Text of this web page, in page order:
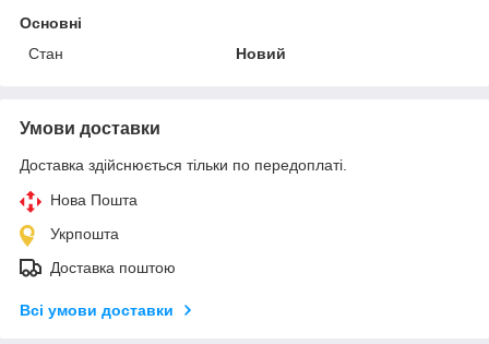
Основні
Стан
Новий
Умови доставки
Доставка здійснюється тільки по передоплаті.
Нова Пошта
Укрпошта
Доставка поштою
Всі умови доставки